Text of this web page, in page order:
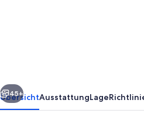
der
Strand
Weiter
45+
ÜbersichtAusstattungLage